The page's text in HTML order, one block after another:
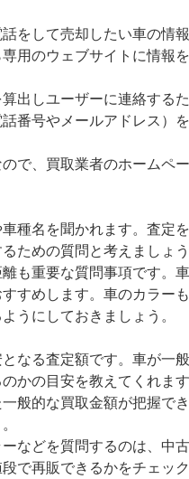
をして売却したい車の情
用のウェブサイトに情報
出しユーザーに連絡する
番号やメールアドレス）
で、買取業者のホームペ
種名を聞かれます。査定
ための質問と考えましょう
も重要な質問事項です。
すめします。車のカラー
うにしておきましょう。
なる査定額です。車が一
かの目安を教えてくれます
般的な買取金額が把握で
などを質問するのは、中
で再販できるかをチェッ